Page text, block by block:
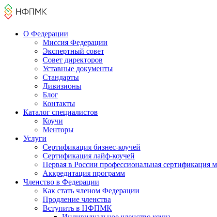
О Федерации
Миссия Федерации
Экспертный совет
Совет директоров
Уставные документы
Стандарты
Дивизионы
Блог
Контакты
Каталог cпециалистов
Коучи
Менторы
Услуги
Сертификация бизнес-коучей
Сертификация лайф-коучей
Первая в России профессиональная сертификация
Аккредитация программ
Членство в Федерации
Как стать членом Федерации
Продление членства
Вступить в НФПМК